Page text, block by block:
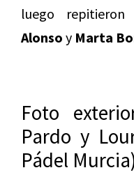
luego
Alonso y Marta
Foto
Pardo y
Pádel